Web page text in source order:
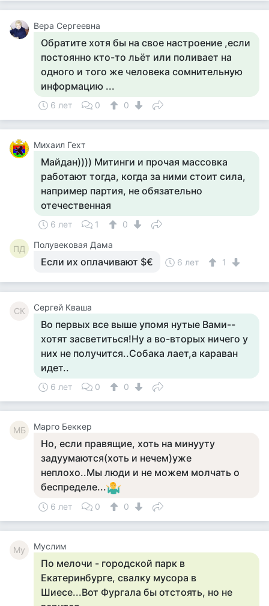
Вера Сергеевна
Обратите хотя бы на свое настроение ,если
постоянно кто-то льёт или поливает на
одного и того же человека сомнительную
информацию ...
6 лет 0 0
Михаил Гехт
Майдан)))) Митинги и прочая массовка
работают тогда, когда за ними стоит сила,
например партия, не обязательно
отечественная
6 лет 1 0
ПД Полувековая Дама
Если их оплачивают $€ 6 лет 1
СК Сергей Кваша
Во первых все выше упомя нутые Вами--
хотят засветиться!Ну а во-вторых ничего у
них не получится..Собака лает,а караван
идет..
6 лет 0 0
MБ Mарго Беккер
Но, если правящие, хоть на минууту
задуумаются(хоть и нечем)уже
неплохо..Мы люди и не можем молчать о
беспределе...
6 лет 0 0
Му Муслим
По мелочи - городской парк в
Екатеринбурге, свалку мусора в
Шиесе...Вот Фургала бы отстоять, но не